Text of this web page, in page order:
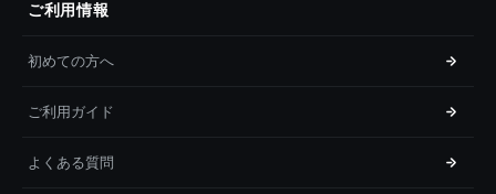
ご利用情報
初めての方へ
ご利用ガイド
よくある質問